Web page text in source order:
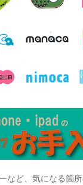
など、気になる箇